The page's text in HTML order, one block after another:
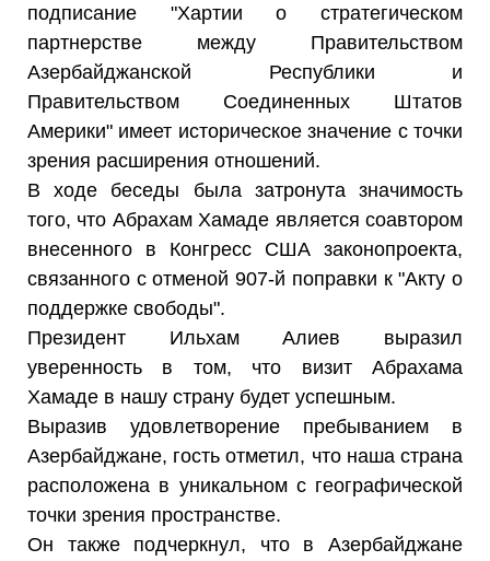
подписание "Хартии о стратегическом
партнерстве между Правительством
Азербайджанской Республики и
Правительством Соединенных Штатов
Америки" имеет историческое значение с точки
зрения расширения отношений.
В ходе беседы была затронута значимость
того, что Абрахам Хамаде является соавтором
внесенного в Конгресс США законопроекта,
связанного с отменой 907-й поправки к "Акту о
поддержке свободы".
Президент Ильхам Алиев выразил
уверенность в том, что визит Абрахама
Хамаде в нашу страну будет успешным.
Выразив удовлетворение пребыванием в
Азербайджане, гость отметил, что наша страна
расположена в уникальном с географической
точки зрения пространстве.
Он также подчеркнул, что в Азербайджане